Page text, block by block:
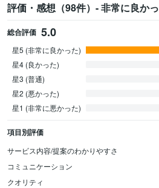
評価・感想（98件）- 非常に良か
総合評価 5.0
星5 (非常に良かった)
星4 (良かった)
星3 (普通)
星2 (悪かった)
星1 (非常に悪かった)
項目別評価
サービス内容/提案のわかりやすさ
コミュニケーション
クオリティ